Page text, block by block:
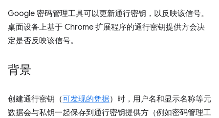
Google 密码管理工具可以更新通行密钥，以反映该信号。
桌面设备上基于 Chrome 扩展程序的通行密钥提供方会决
定是否反映该信号。
背景
创建通行密钥（可发现的凭据）时，用户名和显示名称等元
数据会与私钥一起保存到通行密钥提供方（例如密码管理工